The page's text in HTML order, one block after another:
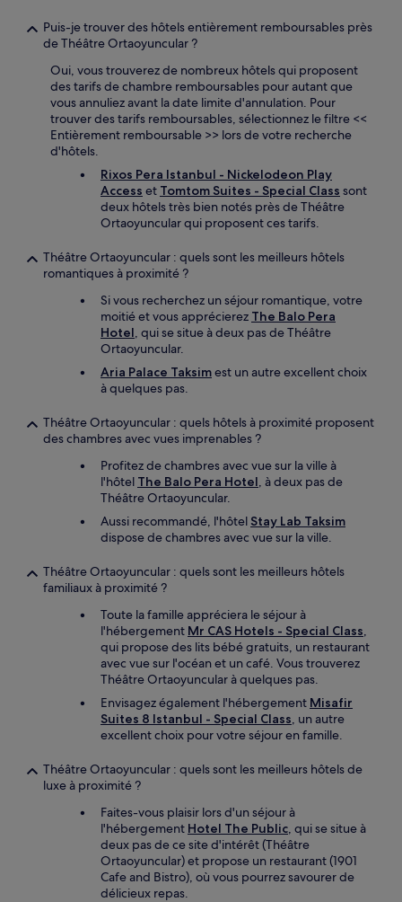
Puis-je trouver des hôtels entièrement remboursables près
de Théâtre Ortaoyuncular ?
Oui, vous trouverez de nombreux hôtels qui proposent
des tarifs de chambre remboursables pour autant que
vous annuliez avant la date limite d'annulation. Pour
trouver des tarifs remboursables, sélectionnez le filtre <<
Entièrement remboursable >> lors de votre recherche
d'hôtels.
Rixos Pera Istanbul - Nickelodeon Play
Access et Tomtom Suites - Special Class sont
deux hôtels très bien notés près de Théâtre
Ortaoyuncular qui proposent ces tarifs.
Théâtre Ortaoyuncular : quels sont les meilleurs hôtels
romantiques à proximité ?
Si vous recherchez un séjour romantique, votre
moitié et vous apprécierez The Balo Pera
Hotel, qui se situe à deux pas de Théâtre
Ortaoyuncular.
Aria Palace Taksimest un autre excellent choix
à quelques pas.
Théâtre Ortaoyuncular : quels hôtels à proximité proposent
des chambres avec vues imprenables ?
Profitez de chambres avec vue sur la ville à
l'hôtel The Balo Pera Hotel, à deux pas de
Théâtre Ortaoyuncular.
Aussi recommandé, l'hôtel Stay Lab Taksim
dispose de chambres avec vue sur la ville.
Théâtre Ortaoyuncular : quels sont les meilleurs hôtels
familiaux à proximité ?
Toute la famille appréciera le séjour à
l'hébergement Mr CAS Hotels - Special Class,
qui propose des lits bébé gratuits, un restaurant
avec vue sur l'océan et un café. Vous trouverez
Théâtre Ortaoyuncular à quelques pas.
Envisagez également l'hébergement Misafir
Suites 8 Istanbul - Special Class, un autre
excellent choix pour votre séjour en famille.
Théâtre Ortaoyuncular : quels sont les meilleurs hôtels de
luxe à proximité ?
Faites-vous plaisir lors d'un séjour à
l'hébergement Hotel The Public, qui se situe à
deux pas de ce site d'intérêt (Théâtre
Ortaoyuncular) et propose un restaurant (1901
Cafe and Bistro), où vous pourrez savourer de
délicieux repas.